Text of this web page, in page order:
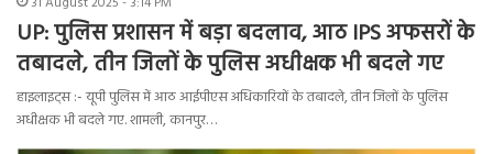
UP: पुलिस प्रशासन में बड़ा बदलाव, आठ IPS अफसरों के
तबादले, तीन जिलों के पुलिस अधीक्षक भी बदले गए
हाइलाइट्स :- यूपी पुलिस में आठ आईपीएस अधिकारियों के तबादले, तीन जिलों के पुलिस
अधीक्षक भी बदले गए. शामली, कानपुर…